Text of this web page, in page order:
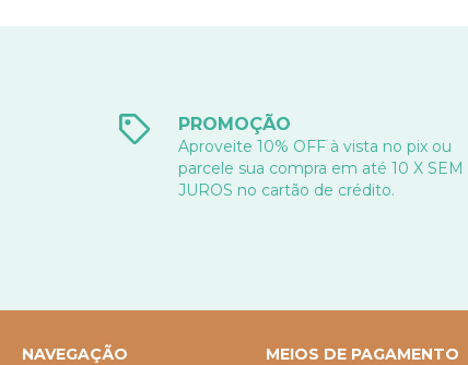
PROMOÇÃO
Aproveite 10% OFF à vista no pix ou
parcele sua compra em até 10 X SEM
JUROS no cartão de crédito.
NAVEGAÇÃO MEIOS DE PAGAMENTO